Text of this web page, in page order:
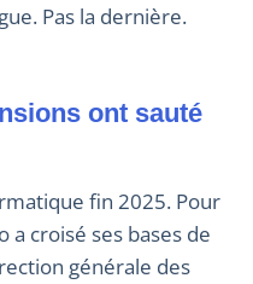
Pas la dernière.
ont sauté
a croisé ses bases de
générale des